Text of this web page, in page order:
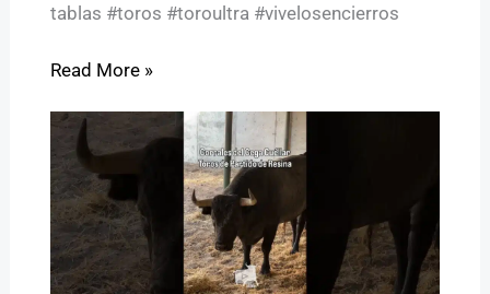
tablas #toros #toroultra #vivelosencierros
Read More »